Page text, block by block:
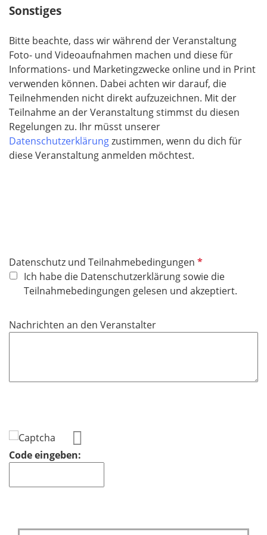
Sonstiges
Bitte beachte, dass wir während der Veranstaltung
Foto- und Videoaufnahmen machen und diese für
Informations- und Marketingzwecke online und in Print
verwenden können. Dabei achten wir darauf, die
Teilnehmenden nicht direkt aufzuzeichnen. Mit der
Teilnahme an der Veranstaltung stimmst du diesen
Regelungen zu. Ihr müsst unserer
Datenschutzerklärungzustimmen, wenn du dich für
diese Veranstaltung anmelden möchtest.
Datenschutz und Teilnahmebedingungen P
f
l
h
Ich habe die Datenschutzerklärung sowie die
Teilnahmebedingungen gelesen und akzeptiert.
Nachrichten an den Veranstalter
Code eingeben: